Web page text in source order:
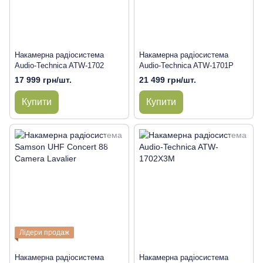
Накамерна радіосистема
Audio-Technica ATW-1702
17 999 грн/шт.
Купити
Накамерна радіосистема
Audio-Technica ATW-1701P
21 499 грн/шт.
Купити
Лідери продаж
Накамерна радіосистема
Накамерна радіосистема